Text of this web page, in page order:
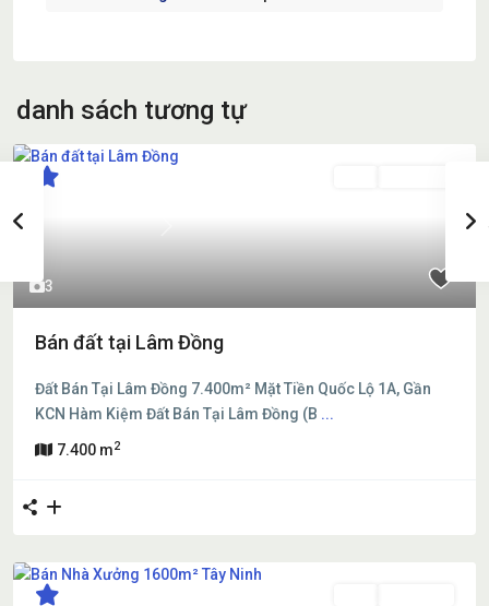
danh sách tương tự
3
Next
Bán đất tại Lâm Đồng
Đất Bán Tại Lâm Đồng 7.400m² Mặt Tiền Quốc Lộ 1A, Gần
KCN Hàm Kiệm Đất Bán Tại Lâm Đồng (B ...
7.400 m2